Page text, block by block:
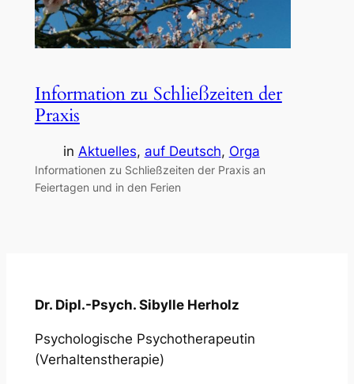
Information zu Schließzeiten der
Praxis
in Aktuelles, auf Deutsch, Orga
Informationen zu Schließzeiten der Praxis an
Feiertagen und in den Ferien
Dr. Dipl.-Psych. Sibylle Herholz
Psychologische Psychotherapeutin
(Verhaltenstherapie)